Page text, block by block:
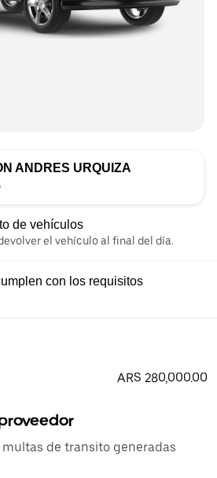
ANDRES URQUIZA
de vehículos
el vehículo al final del día.
con los requisitos
ARS 280,000.00
de transito generadas